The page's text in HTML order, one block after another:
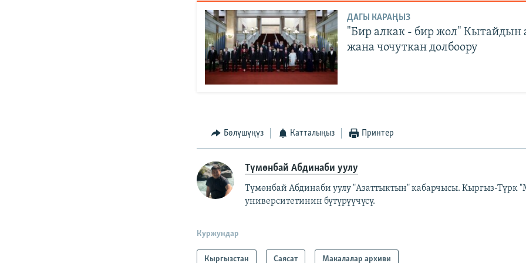
ДАГЫ КАРАҢЫЗ
"Бир алкак - бир жол" Кытайдын
жана чочуткан долбоору
Бөлүшүңүз Катталыңыз Принтер
Түмөнбай Абдинаби уулу
Түмөнбай Абдинаби уулу "Азаттыктын" кабарчысы. Кыргыз-Түрк
университетинин бүтүрүүчүсү.
Куржундар
Кыргызстан Саясат Макалалар архиви